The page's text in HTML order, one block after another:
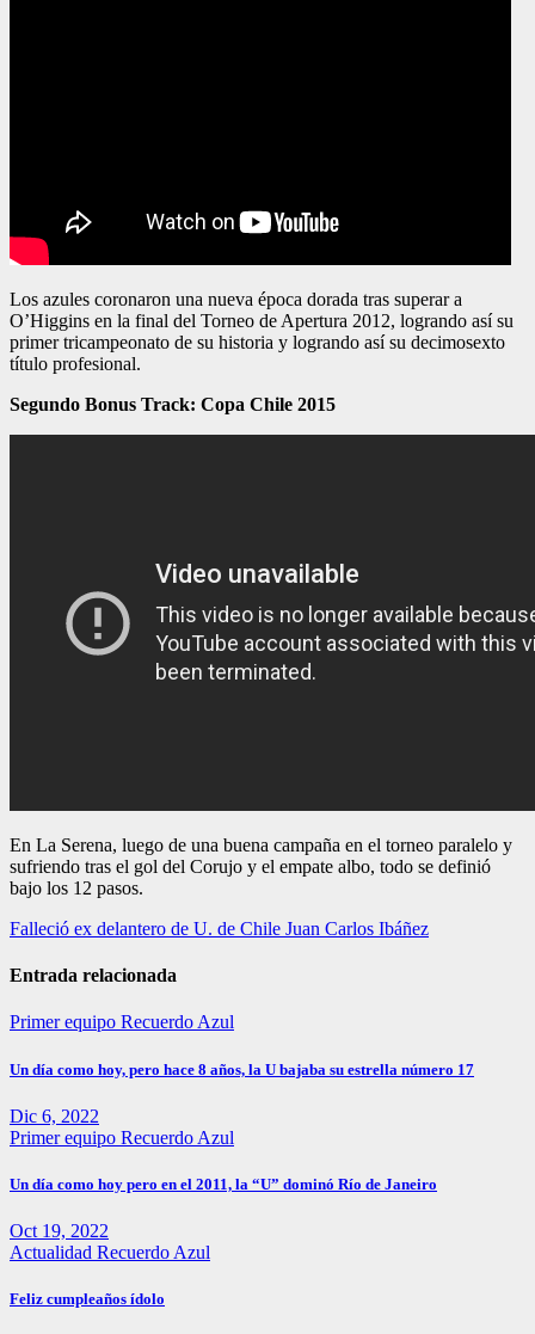
Los azules coronaron una nueva época dorada tras superar a
O’Higgins en la final del Torneo de Apertura 2012, logrando así su
primer tricampeonato de su historia y logrando así su decimosexto
título profesional.
Segundo Bonus Track: Copa Chile 2015
En La Serena, luego de una buena campaña en el torneo paralelo y
sufriendo tras el gol del Corujo y el empate albo, todo se definió
bajo los 12 pasos.
Navegación
de
Falleció ex delantero de U. de Chile Juan Carlos Ibáñez
Entrada relacionada
Primer equipo Recuerdo Azul
Un día como hoy, pero hace 8 años, la U bajaba su estrella número 17
Dic 6, 2022
Primer equipo Recuerdo Azul
Un día como hoy pero en el 2011, la “U” dominó Río de Janeiro
Oct 19, 2022
Actualidad Recuerdo Azul
Feliz cumpleaños ídolo